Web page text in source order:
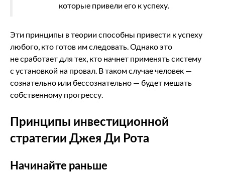
которые привели его к успеху.
Эти принципы в теории способны привести к успеху
любого, кто готов им следовать. Однако это
не сработает для тех, кто начнет применять систему
с установкой на провал. В таком случае человек —
сознательно или бессознательно — будет мешать
собственному прогрессу.
Принципы инвестиционной
стратегии Джея Ди Рота
Начинайте раньше